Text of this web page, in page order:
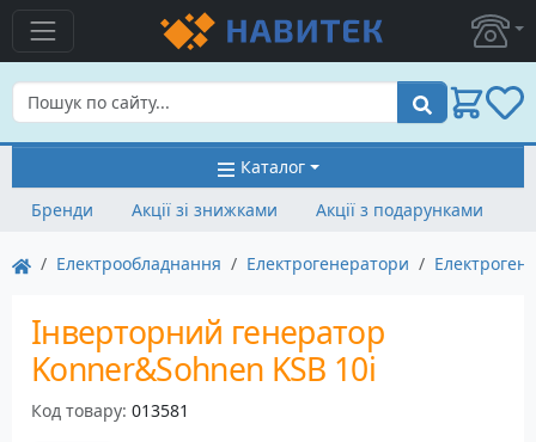
Пошук
Каталог
Бренди
Акції зі знижками Акції з подарунками
Електрообладнання Електрогенератори
Інверторний генератор
Konner&Sohnen KSB 10i
Код товару: 013581